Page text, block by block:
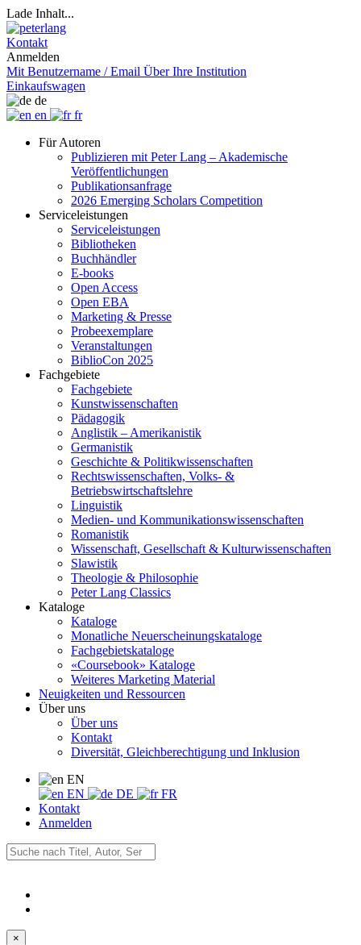
Lade Inhalt...
Kontakt
Anmelden
Mit Benutzername / Email Über Ihre Institution
Einkaufswagen
de
en
fr
Für Autoren
Publizieren mit Peter Lang – Akademische
Veröffentlichungen
Publikationsanfrage
2026 Emerging Scholars Competition
Serviceleistungen
Serviceleistungen
Bibliotheken
Buchhändler
E-books
Open Access
Open EBA
Marketing & Presse
Probeexemplare
Veranstaltungen
BiblioCon 2025
Fachgebiete
Fachgebiete
Kunstwissenschaften
Pädagogik
Anglistik – Amerikanistik
Germanistik
Geschichte & Politikwissenschaften
Rechtswissenschaften, Volks- &
Betriebswirtschaftslehre
Linguistik
Medien- und Kommunikationswissenschaften
Romanistik
Wissenschaft, Gesellschaft & Kulturwissenschaften
Slawistik
Theologie & Philosophie
Peter Lang Classics
Kataloge
Kataloge
Monatliche Neuerscheinungskataloge
Fachgebietskataloge
«Coursebook» Kataloge
Weiteres Marketing Material
Neuigkeiten und Ressourcen
Über uns
Über uns
Kontakt
Diversität, Gleichberechtigung und Inklusion
EN
EN
DE
FR
Kontakt
Anmelden
×